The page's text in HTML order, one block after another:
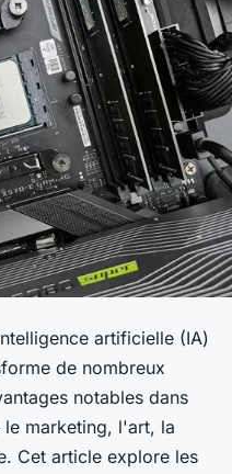
artificielle (IA)
de nombreux
notables dans
marketing, l'art, la
Cet article explore les